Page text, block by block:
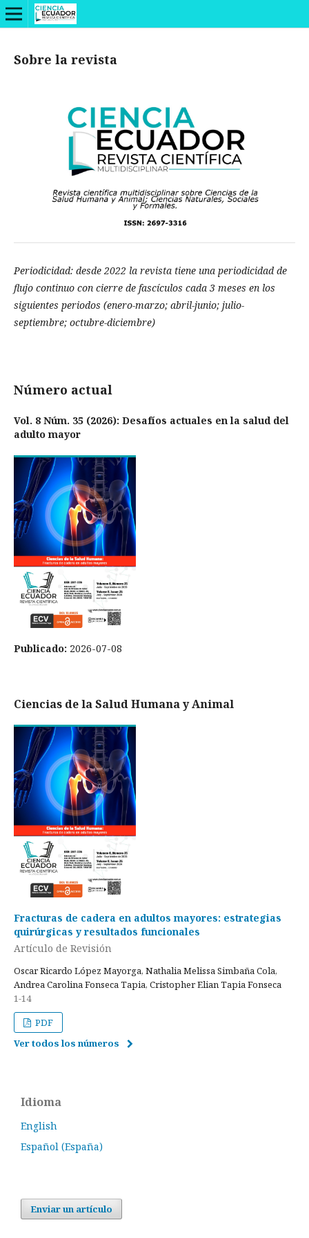
Sobre la revista
Periodicidad: desde 2022 la revista tiene una periodicidad de
flujo continuo con cierre de fascículos cada 3 meses en los
siguientes periodos (enero-marzo; abril-junio; julio-
septiembre; octubre-diciembre)
Número actual
Vol. 8 Núm. 35 (2026): Desafíos actuales en la salud del
adulto mayor
Publicado: 2026-07-08
Ciencias de la Salud Humana y Animal
Fracturas de cadera en adultos mayores: estrategias
quirúrgicas y resultados funcionales
Artículo de Revisión
Oscar Ricardo López Mayorga, Nathalia Melissa Simbaña Cola,
Andrea Carolina Fonseca Tapia, Cristopher Elian Tapia Fonseca
1-14
PDF
Ver todos los números
Idioma
English
Español (España)
Enviar un artículo